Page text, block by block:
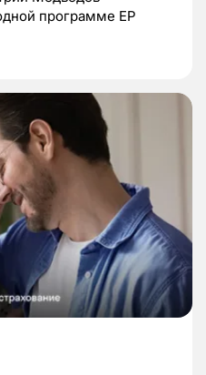
программе ЕР